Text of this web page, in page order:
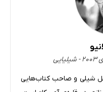
شیلی و صاحب کتاب‌هایی